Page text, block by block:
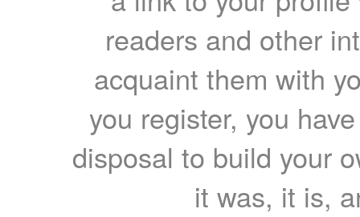
readers and other
acquaint them with
you register, you
disposal to build your
it was, it is,